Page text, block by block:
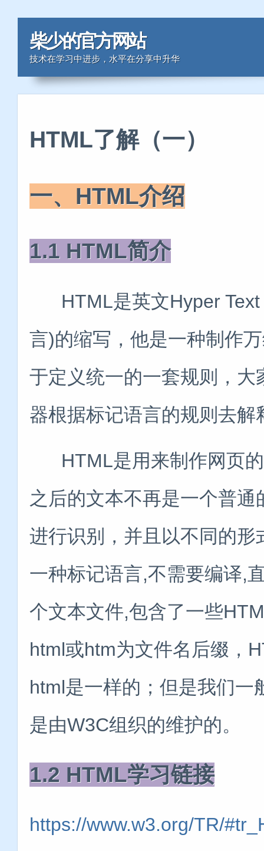
柴少的官方网站
技术在学习中进步，水平在分享中升华
HTML了解（一）
一、HTML介绍
1.1 HTML简介
HTML是英文Hyper Text
言)的缩写，他是一种制作
于定义统一的一套规则，
器根据标记语言的规则去解
HTML是用来制作网页的
之后的文本不再是一个普
进行识别，并且以不同的
一种标记语言,不需要编译,
个文本文件,包含了一些
html或htm为文件名后缀，
html是一样的；但是我们一
是由W3C组织的维护的。
1.2 HTML学习链接
https://www.w3.org/TR/